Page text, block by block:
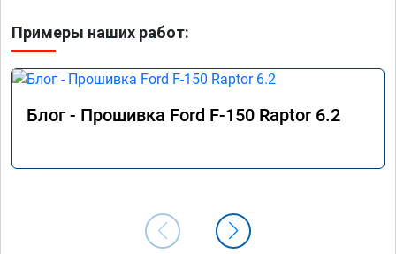
Примеры наших работ:
Блог - Прошивка Ford F-150 Raptor 6.2